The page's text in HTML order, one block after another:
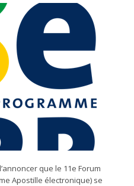
que le 11e Forum
Apostille électronique) se